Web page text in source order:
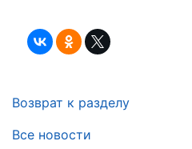
Возврат к разделу
Все новости